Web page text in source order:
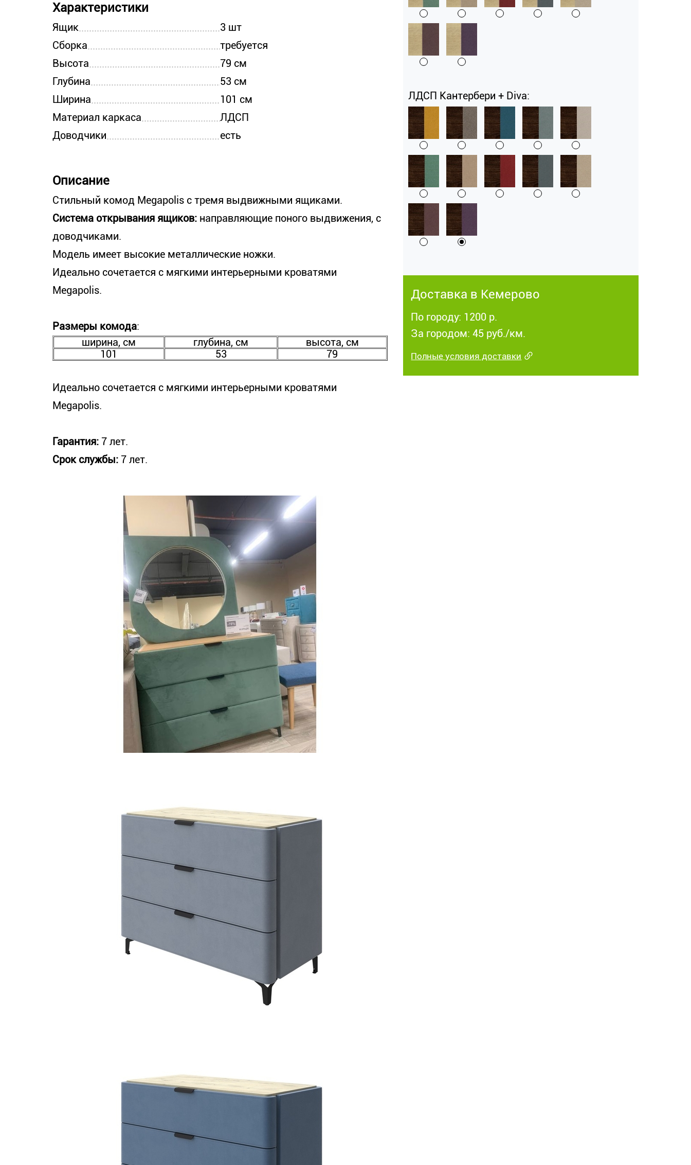
Характеристики
Ящик
3 шт
Сборка
требуется
Высота
79 см
Глубина
53 см
Ширина
101 см
Материал каркаса
ЛДСП
Доводчики
есть
Описание
Стильный комод Megapolis с тремя выдвижными ящиками.
Система открывания ящиков: направляющие поного выдвижения, с
доводчиками.
Модель имеет высокие металлические ножки.
Идеально сочетается с мягкими интерьерными кроватями
Megapolis.
Размеры комода:
ширина, см
глубина, см
высота, см
101
53 79
Идеально сочетается с мягкими интерьерными кроватями
Megapolis.
Гарантия: 7 лет.
Срок службы: 7 лет.
ЛДСП Кантербери + Diva:
Доставка в Кемерово
По городу: 1200 р.
За городом: 45 руб./км.
Полные условия доставки